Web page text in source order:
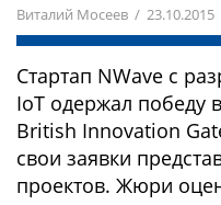
Виталий Мосеев / 23.10.2015
Стартап NWave с
IoT одержал победу
British Innovation
свои заявки
проектов. Жюри